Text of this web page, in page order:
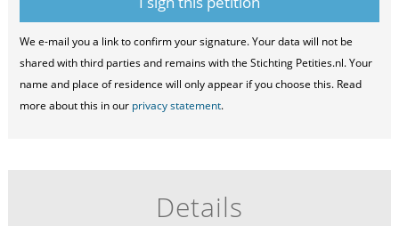
We e-mail you a link to confirm your signature. Your data will not be
shared with third parties and remains with the Stichting Petities.nl. Your
name and place of residence will only appear if you choose this. Read
more about this in our privacy statement.
Details